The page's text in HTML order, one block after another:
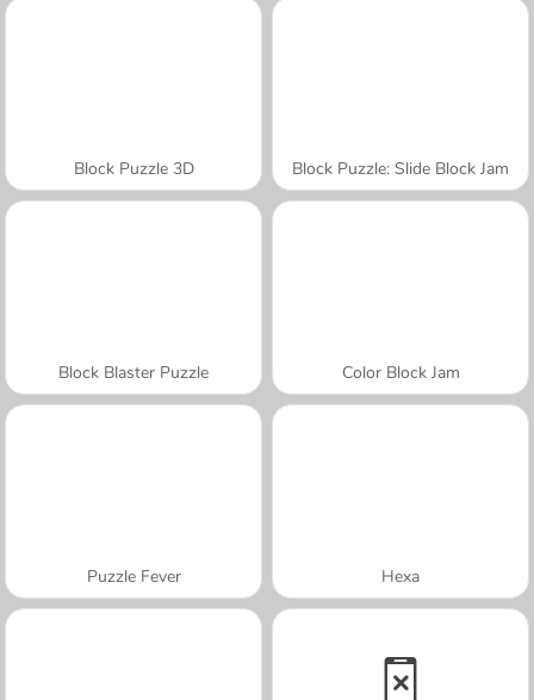
Block Puzzle 3D Block Puzzle: Slide Block Jam
Block Blaster Puzzle Color Block Jam
Puzzle Fever Hexa